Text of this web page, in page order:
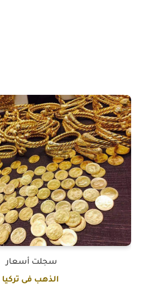
سجلت أسعار
الذهب في تركيا